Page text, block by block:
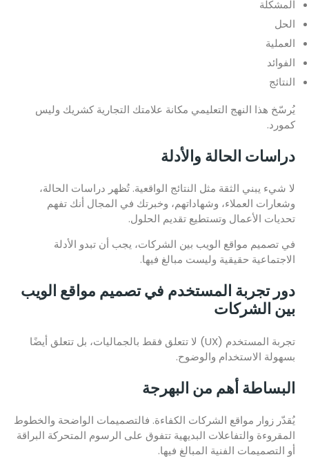
المشكلة
الحل
العملية
الفوائد
النتائج
يُرسّخ هذا النهج التعليمي مكانة علامتك التجارية كشريك وليس
كمورد.
دراسات الحالة والأدلة
لا شيء يبني الثقة مثل النتائج الواقعية. تُظهر دراسات الحالة،
وشعارات العملاء، وشهاداتهم، وخبرتك في المجال أنك تفهم
تحديات الأعمال وتستطيع تقديم الحلول.
في تصميم مواقع الويب بين الشركات، يجب أن تبدو الأدلة
الاجتماعية حقيقية وليست مبالغ فيها.
دور تجربة المستخدم في تصميم مواقع الويب
بين الشركات
تجربة المستخدم (UX) لا تتعلق فقط بالجماليات، بل تتعلق أيضًا
بسهولة الاستخدام والوضوح.
البساطة أهم من البهرجة
يُقدّر زوار مواقع الشركات الكفاءة. فالتصميمات الواضحة والخطوط
المقروءة والتفاعلات البديهية تتفوق على الرسوم المتحركة البراقة
أو التصميمات الفنية المبالغ فيها.